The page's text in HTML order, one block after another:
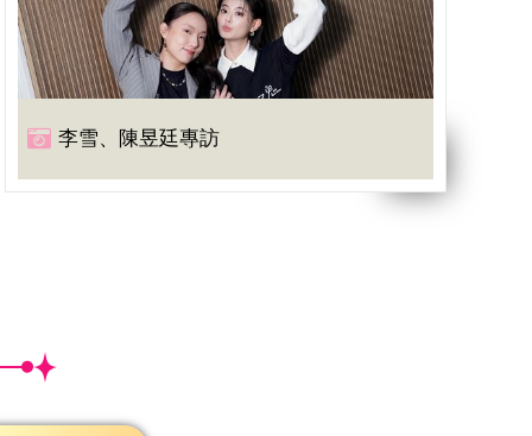
李雪、陳昱廷專訪